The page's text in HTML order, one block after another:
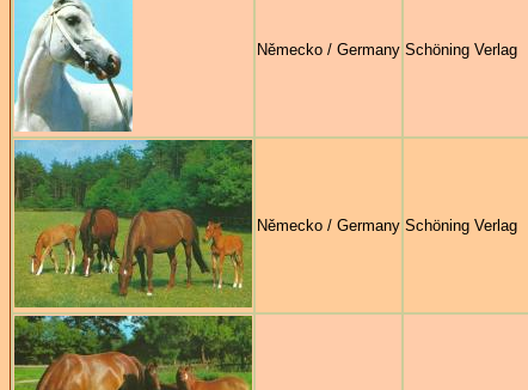
Německo / Germany Schöning Verlag
Německo / Germany Schöning Verlag